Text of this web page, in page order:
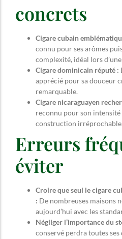
concrets
Cigare cubain
connu pour ses arômes
complexité, idéal lors
Cigare dominicain réputé :
apprécié pour sa douceur
remarquable.
Cigare nicaraguayen
reconnu pour son
construction irréprochable.
Erreurs
éviter
Croire que seul le cigare
: De nombreuses maisons
aujourd’hui avec les
Négliger l’importance du
conservé perdra toutes